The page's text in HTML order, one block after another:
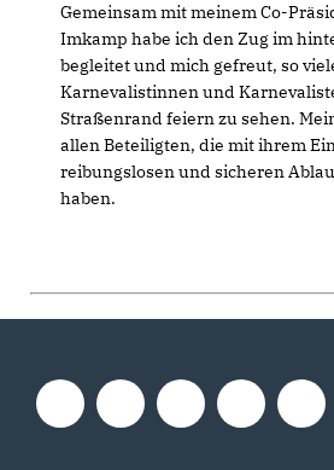
Gemeinsam mit meinem Co-
Imkamp habe ich den Zug im
begleitet und mich gefreut, so
Karnevalistinnen und
Straßenrand feiern zu sehen.
allen Beteiligten, die mit ihrem
reibungslosen und sicheren
haben.